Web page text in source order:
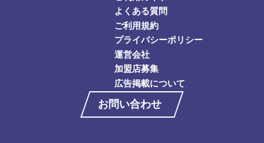
よくある質問
ご利用規約
プライバシーポリシー
運営会社
加盟店募集
広告掲載について
お問い合わせ